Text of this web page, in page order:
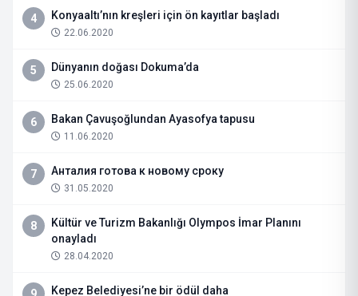
4 Konyaaltı’nın kreşleri için ön kayıtlar başladı
22.06.2020
5 Dünyanın doğası Dokuma’da
25.06.2020
6 Bakan Çavuşoğlundan Ayasofya tapusu
11.06.2020
7 Анталия готова к новому сроку
31.05.2020
8
Kültür ve Turizm Bakanlığı Olympos İmar Planını
onayladı
28.04.2020
Kepez Belediyesi’ne bir ödül daha